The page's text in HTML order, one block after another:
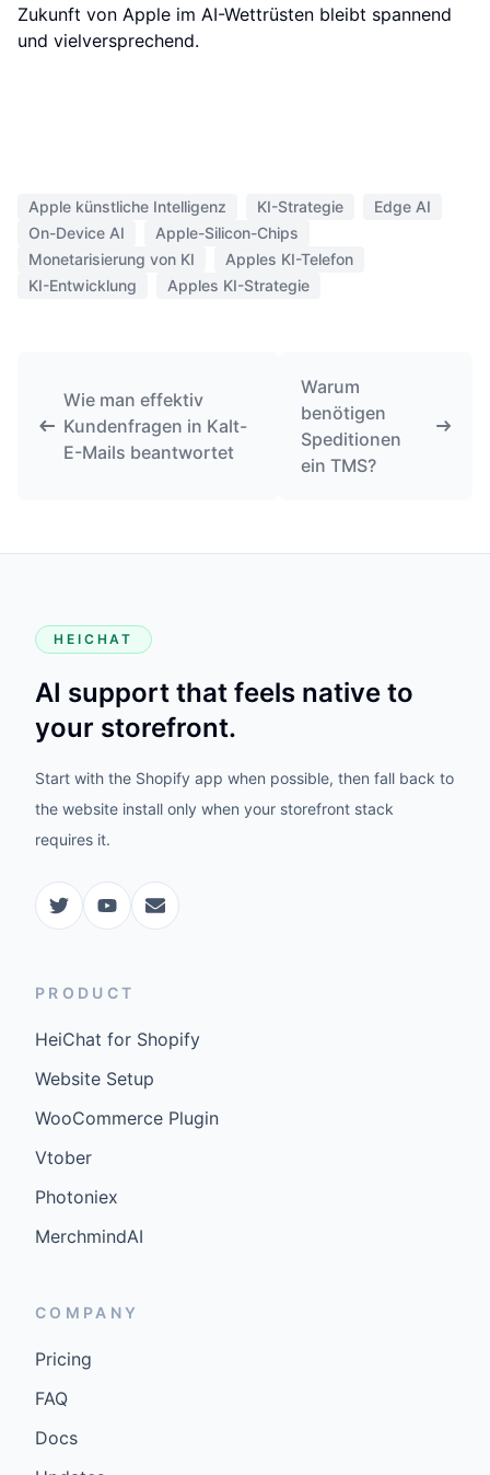
Zukunft von Apple im AI-Wettrüsten bleibt spannend
und vielversprechend.
Apple künstliche Intelligenz KI-Strategie
Edge AI
On-Device AI
Apple-Silicon-Chips
Monetarisierung von KI
Apples KI-Telefon
KI-Entwicklung
Apples KI-Strategie
Wie man effektiv
Kundenfragen in Kalt-
E-Mails beantwortet
Warum
benötigen
Speditionen
ein TMS?
HEICHAT
AI support that feels native to
your storefront.
Start with the Shopify app when possible, then fall back to
the website install only when your storefront stack
requires it.
PRODUCT
HeiChat for Shopify
Website Setup
WooCommerce Plugin
Vtober
Photoniex
MerchmindAI
COMPANY
Pricing
FAQ
Docs